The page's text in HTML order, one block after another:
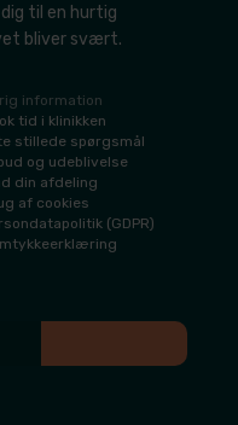
til en hurtig
bliver svært.
information
tid i klinikken
stillede spørgsmål
og udeblivelse
din afdeling
af cookies
(GDPR)